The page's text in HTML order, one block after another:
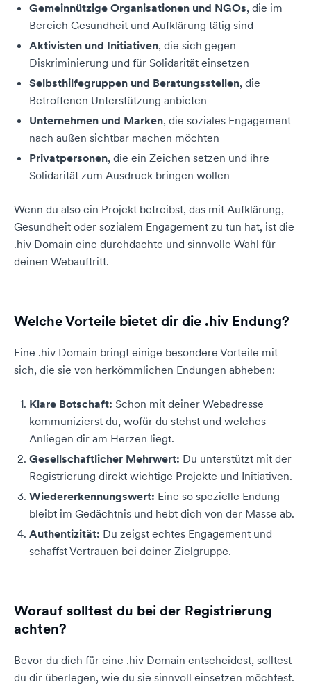
Gemeinnützige Organisationen und NGOs, die im
Bereich Gesundheit und Aufklärung tätig sind
Aktivisten und Initiativen, die sich gegen
Diskriminierung und für Solidarität einsetzen
Selbsthilfegruppen und Beratungsstellen, die
Betroffenen Unterstützung anbieten
Unternehmen und Marken, die soziales Engagement
nach außen sichtbar machen möchten
Privatpersonen, die ein Zeichen setzen und ihre
Solidarität zum Ausdruck bringen wollen
Wenn du also ein Projekt betreibst, das mit Aufklärung,
Gesundheit oder sozialem Engagement zu tun hat, ist die
.hiv Domain eine durchdachte und sinnvolle Wahl für
deinen Webauftritt.
Welche Vorteile bietet dir die .hiv Endung?
Eine .hiv Domain bringt einige besondere Vorteile mit
sich, die sie von herkömmlichen Endungen abheben:
Klare Botschaft: Schon mit deiner Webadresse
kommunizierst du, wofür du stehst und welches
Anliegen dir am Herzen liegt.
Gesellschaftlicher Mehrwert: Du unterstützt mit der
Registrierung direkt wichtige Projekte und Initiativen.
Wiedererkennungswert: Eine so spezielle Endung
bleibt im Gedächtnis und hebt dich von der Masse ab.
Authentizität: Du zeigst echtes Engagement und
schaffst Vertrauen bei deiner Zielgruppe.
Worauf solltest du bei der Registrierung
achten?
Bevor du dich für eine .hiv Domain entscheidest, solltest
du dir überlegen, wie du sie sinnvoll einsetzen möchtest.